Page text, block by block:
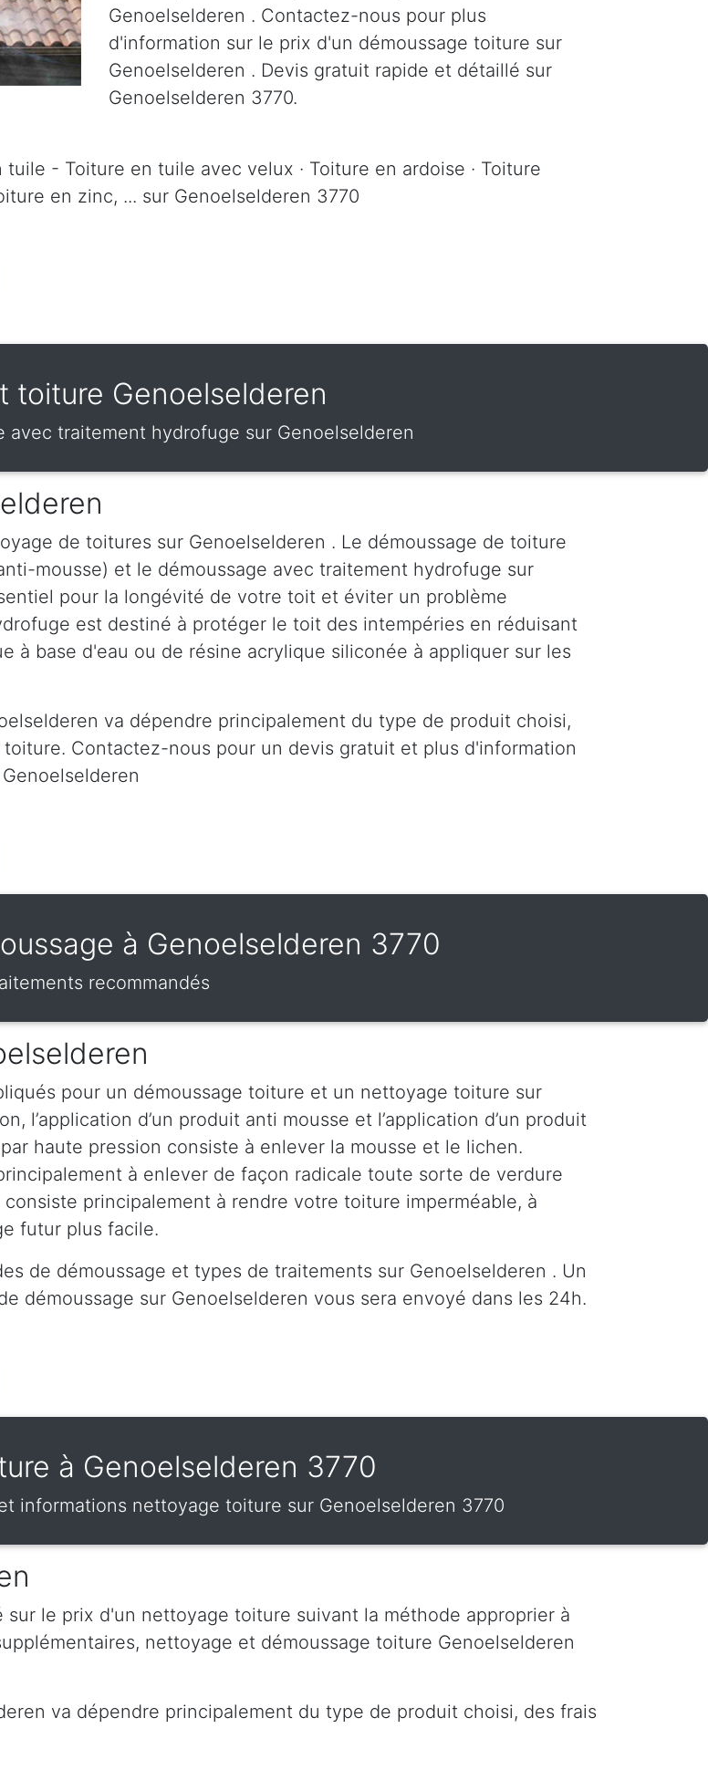
Genoelselderen . Contactez-nous pour plus
d'information sur le prix d'un démoussage toiture sur
Genoelselderen . Devis gratuit rapide et détaillé sur
Genoelselderen 3770.
- Toiture en tuile avec velux · Toiture en ardoise · Toiture
en zinc, ... sur Genoelselderen 3770
toiture Genoelselderen
avec traitement hydrofuge sur Genoelselderen
de toitures sur Genoelselderen . Le démoussage de toiture
mousse) et le démoussage avec traitement hydrofuge sur
pour la longévité de votre toit et éviter un problème
est destiné à protéger le toit des intempéries en réduisant
à base d'eau ou de résine acrylique siliconée à appliquer sur les
va dépendre principalement du type de produit choisi,
Contactez-nous pour un devis gratuit et plus d'information
à Genoelselderen 3770
recommandés
pour un démoussage toiture et un nettoyage toiture sur
l’application d’un produit anti mousse et l’application d’un produit
haute pression consiste à enlever la mousse et le lichen.
à enlever de façon radicale toute sorte de verdure
consiste principalement à rendre votre toiture imperméable, à
futur plus facile.
de démoussage et types de traitements sur Genoelselderen . Un
démoussage sur Genoelselderen vous sera envoyé dans les 24h.
à Genoelselderen 3770
informations nettoyage toiture sur Genoelselderen 3770
le prix d'un nettoyage toiture suivant la méthode approprier à
nettoyage et démoussage toiture Genoelselderen
va dépendre principalement du type de produit choisi, des frais